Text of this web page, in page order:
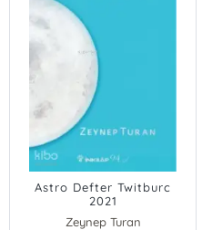
Astro Defter Twitburc
2021
Zeynep Turan